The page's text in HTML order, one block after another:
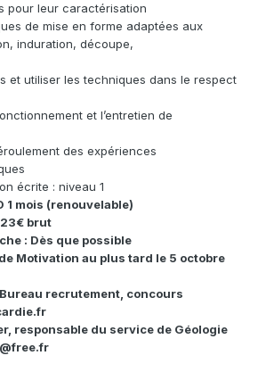
pour leur caractérisation
de mise en forme adaptées aux
induration, découpe,
et utiliser les techniques dans le respect
et l’entretien de
des expériences
écrite : niveau 1
1 mois (renouvelable)
brut
: Dès que possible
Motivation au plus tard le 5 octobre
recrutement, concours
responsable du service de Géologie